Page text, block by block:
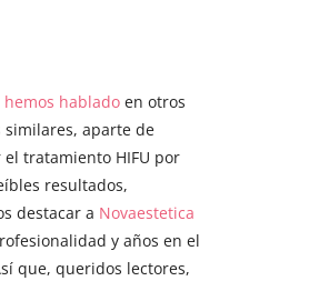
hemos habladoen otros
similares, aparte de
el tratamiento HIFU por
resultados,
destacar a Novaestetica
y años en el
que, queridos lectores,